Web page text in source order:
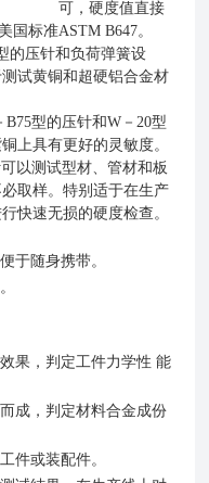
可，硬度值直接
国标准ASTM B647。
的压针和负荷弹簧设
试黄铜和超硬铝合金材
型的压针和W－20型
上具有更好的灵敏度。
以测试型材、管材和板
取样。特别适于在生产
快速无损的硬度检查。
于随身携带。
果，判定工件力学性 能
成，判定材料合金成份
件或装配件。